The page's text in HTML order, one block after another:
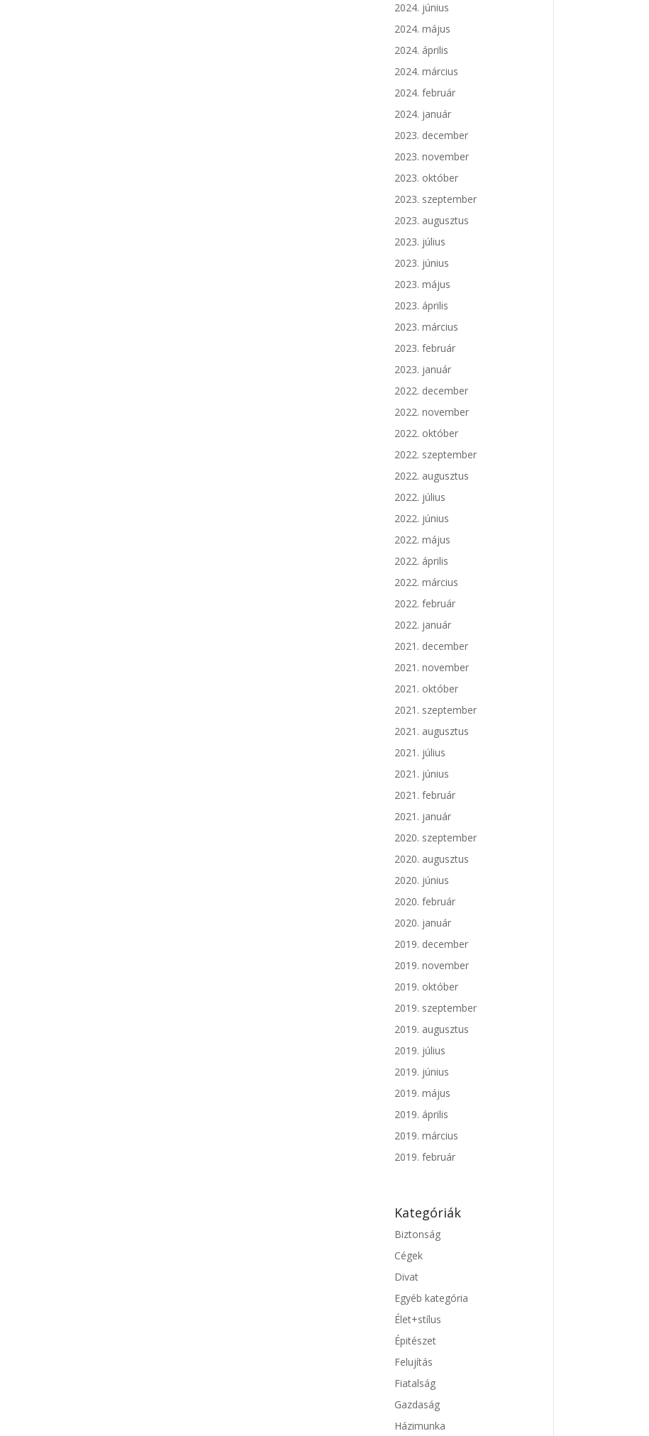
2024. június
2024. május
2024. április
2024. március
2024. február
2024. január
2023. december
2023. november
2023. október
2023. szeptember
2023. augusztus
2023. július
2023. június
2023. május
2023. április
2023. március
2023. február
2023. január
2022. december
2022. november
2022. október
2022. szeptember
2022. augusztus
2022. július
2022. június
2022. május
2022. április
2022. március
2022. február
2022. január
2021. december
2021. november
2021. október
2021. szeptember
2021. augusztus
2021. július
2021. június
2021. február
2021. január
2020. szeptember
2020. augusztus
2020. június
2020. február
2020. január
2019. december
2019. november
2019. október
2019. szeptember
2019. augusztus
2019. július
2019. június
2019. május
2019. április
2019. március
2019. február
Kategóriák
Biztonság
Cégek
Divat
Egyéb kategória
Élet+stílus
Épitészet
Felujítás
Fiatalság
Gazdaság
Házimunka